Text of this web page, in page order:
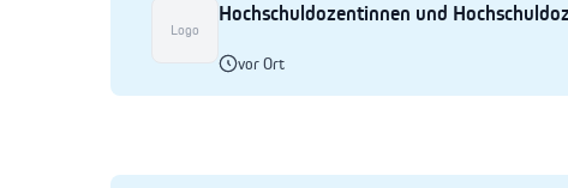
Logo
Hochschuldozentinnen und
vor Ort